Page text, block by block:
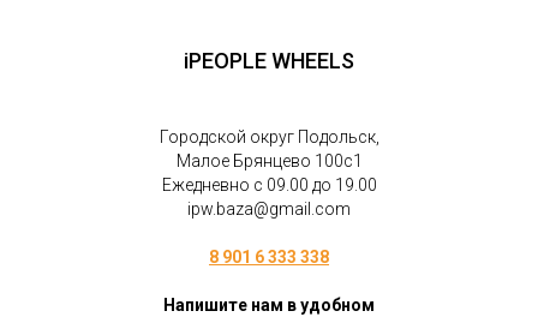
iPEOPLE WHEELS
Городской округ Подольск,
Малое Брянцево 100с1
Ежедневно с 09.00 до 19.00
ipw.baza@gmail.com
8 901 6 333 338
Напишите нам в удобном